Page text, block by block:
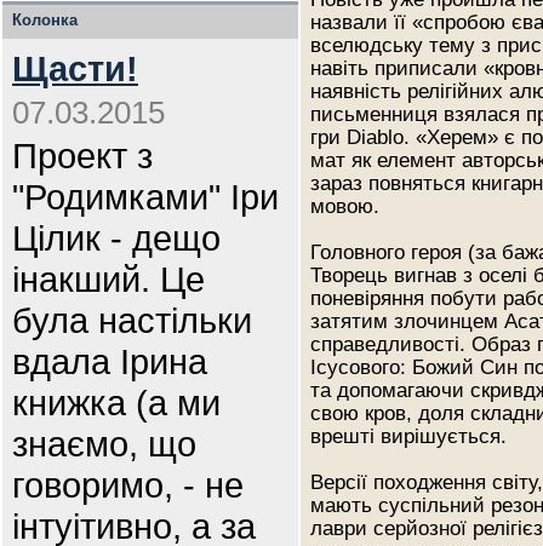
Колонка
Щасти!
07.03.2015
Проект з
"Родимками" Іри
Цілик - дещо
інакший. Це
була настільки
вдала Ірина
книжка (а ми
знаємо, що
говоримо, - не
інтуітивно, а за
назвали її «спробою
вселюдську тему з
навіть приписали
наявність релігійних
письменниця взялася
гри Diablo. «Херем» є
мат як елемент
зараз повняться
мовою.
Головного героя (за
Творець вигнав з оселі
поневіряння побути
затятим злочинцем
справедливості. Образ
Ісусового: Божий Син
та допомагаючи
свою кров, доля
врешті вирішується.
Версії походження
мають суспільний
лаври серйозної